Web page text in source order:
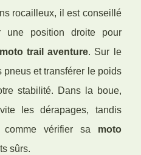
rocailleux, il est conseillé
une position droite pour
moto trail aventure. Sur le
et transférer le poids
stabilité. Dans la boue,
les dérapages, tandis
comme vérifier sa moto
sûrs.